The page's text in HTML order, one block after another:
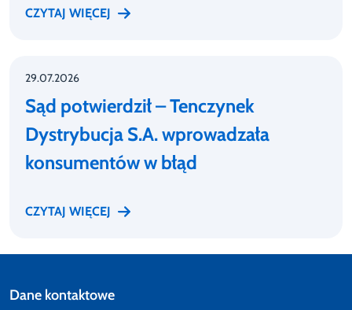
CZYTAJ WIĘCEJ
29.07.2026
Sąd potwierdził – Tenczynek
Dystrybucja S.A. wprowadzała
konsumentów w błąd
CZYTAJ WIĘCEJ
Dane kontaktowe